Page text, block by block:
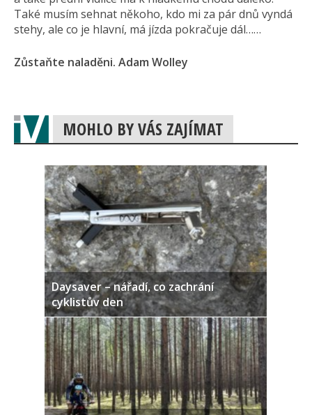
Také musím sehnat někoho, kdo mi za pár dnů vyndá
stehy, ale co je hlavní, má jízda pokračuje dál……
Zůstaňte naladěni. Adam Wolley
MOHLO BY VÁS ZAJÍMAT
Daysaver – nářadí, co zachrání
cyklistův den